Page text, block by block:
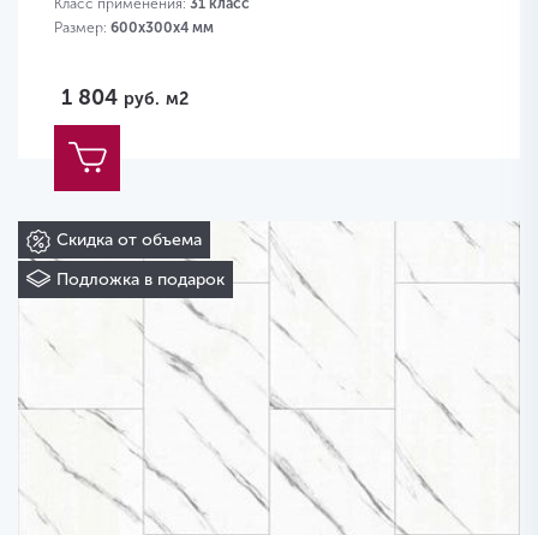
Класс применения: 31 класс
Размер: 600х300х4 мм
1 804 руб. м2
Скидка от объема
Подложка в подарок